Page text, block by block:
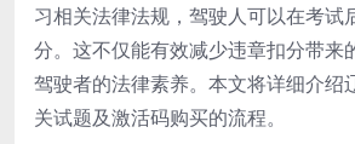
习相关法律法规，驾驶人可以在考试
分。这不仅能有效减少违章扣分带来
驾驶者的法律素养。本文将详细介绍
关试题及激活码购买的流程。